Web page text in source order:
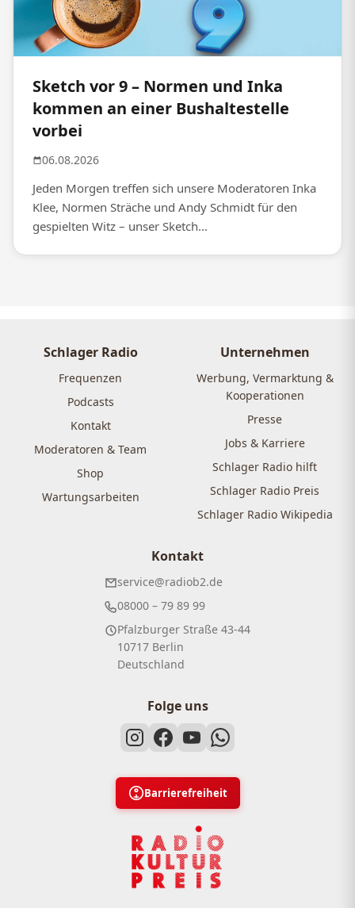
Sketch vor 9 – Normen und Inka
kommen an einer Bushaltestelle
vorbei
06.08.2026
Jeden Morgen treffen sich unsere Moderatoren Inka
Klee, Normen Sträche und Andy Schmidt für den
gespielten Witz – unser Sketch...
Schlager Radio
Frequenzen
Podcasts
Kontakt
Moderatoren & Team
Shop
Wartungsarbeiten
Unternehmen
Werbung, Vermarktung &
Kooperationen
Presse
Jobs & Karriere
Schlager Radio hilft
Schlager Radio Preis
Schlager Radio Wikipedia
Kontakt
service@radiob2.de
08000 – 79 89 99
Pfalzburger Straße 43-44
10717 Berlin
Deutschland
Folge uns
Barrierefreiheit